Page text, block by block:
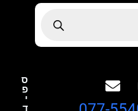
ס
פ
י
ד